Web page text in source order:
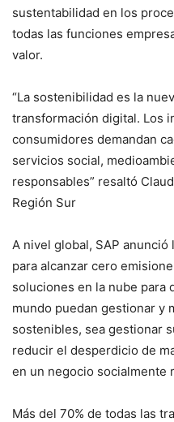
sustentabilidad en los
todas las funciones
valor.
“La sostenibilidad es la
transformación digital. Los
consumidores demandan
servicios social,
responsables” resaltó
Región Sur
A nivel global, SAP
para alcanzar cero
soluciones en la nube para
mundo puedan gestionar y
sostenibles, sea gestionar
reducir el desperdicio de
en un negocio socialmente
Más del 70% de todas las